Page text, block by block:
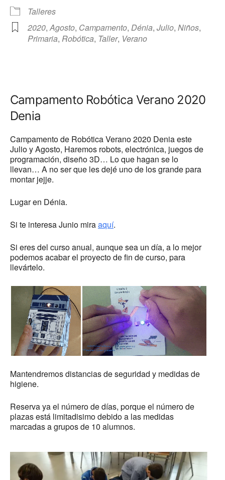
Talleres
2020,Agosto, Campamento, Dénia, Julio, Niños,
Primaria, Robótica, Taller, Verano
Campamento Robótica Verano 2020
Denia
Campamento de Robótica Verano 2020 Denia este
Julio y Agosto, Haremos robots, electrónica, juegos de
programación, diseño 3D… Lo que hagan se lo
llevan… A no ser que les dejé uno de los grande para
montar jejje.
Lugar en Dénia.
Si te interesa Junio miraaquí.
Si eres del curso anual, aunque sea un día, a lo mejor
podemos acabar el proyecto de fin de curso, para
llevártelo.
Mantendremos distancias de seguridad y medidas de
higiene.
Reserva ya el número de días, porque el número de
plazas está limitadisimo debido a las medidas
marcadas a grupos de 10 alumnos.